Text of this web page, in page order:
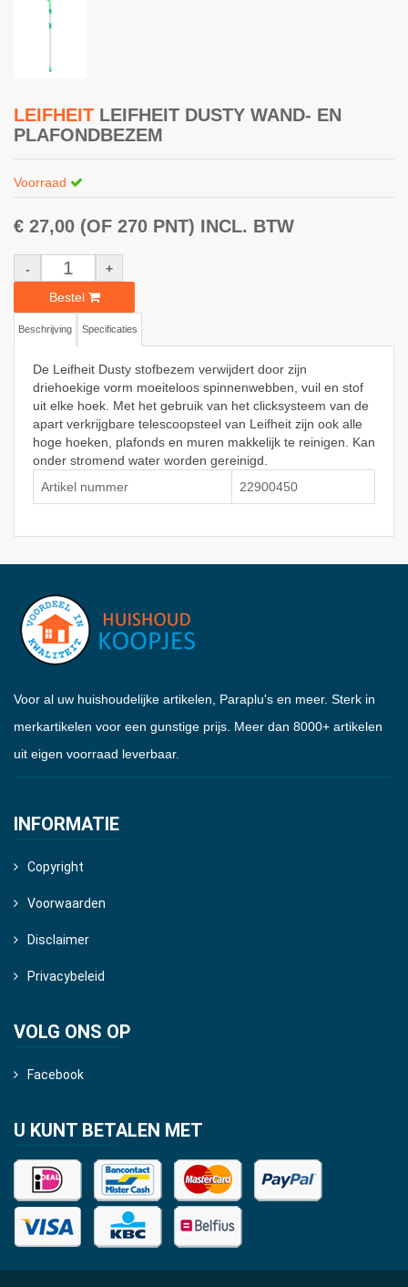
LEIFHEIT LEIFHEIT DUSTY WAND- EN
PLAFONDBEZEM
Voorraad
€ 27,00 (OF 270 PNT) INCL. BTW
-
+
Bestel
Beschrijving Specificaties
De Leifheit Dusty stofbezem verwijdert door zijn
driehoekige vorm moeiteloos spinnenwebben, vuil en stof
uit elke hoek. Met het gebruik van het clicksysteem van de
apart verkrijgbare telescoopsteel van Leifheit zijn ook alle
hoge hoeken, plafonds en muren makkelijk te reinigen. Kan
onder stromend water worden gereinigd.
Artikel nummer
22900450
Voor al uw huishoudelijke artikelen, Paraplu's en meer. Sterk in
merkartikelen voor een gunstige prijs. Meer dan 8000+ artikelen
uit eigen voorraad leverbaar.
INFORMATIE
Copyright
Voorwaarden
Disclaimer
Privacybeleid
VOLG ONS OP
Facebook
U KUNT BETALEN MET